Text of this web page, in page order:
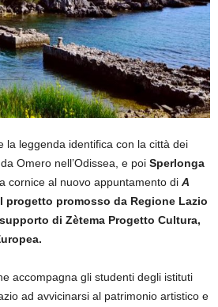
la leggenda identifica con la città dei
Omero nell’Odissea, e poi Sperlonga
cornice al nuovo appuntamento di A
progetto promosso da Regione Lazio
di Zètema Progetto Cultura,
accompagna gli studenti degli istituti
ad avvicinarsi al patrimonio artistico e